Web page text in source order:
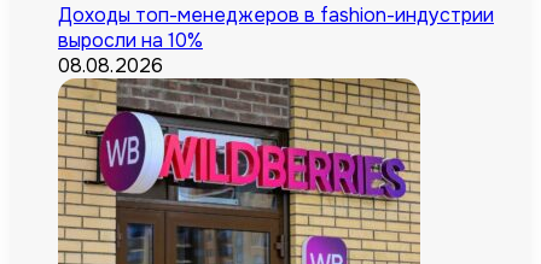
Доходы топ-менеджеров в fashion-индустрии
выросли на 10%
08.08.2026